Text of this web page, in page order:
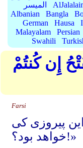
الميسر
Albanian
Bangla
German
Hausa
Malayalam
Persian
Swahili
إِن كُنتُمْ
Farsi
این پیروزی کی
خواهد بود؟!»